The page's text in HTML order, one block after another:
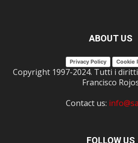
ABOUT US
Privacy Policy Cookie
Copyright 1997-2024. Tutti i
Francisco
Contact us:
FOLLOW US